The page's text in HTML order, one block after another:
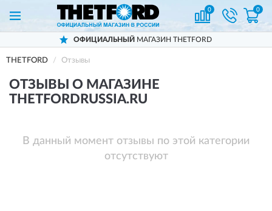
0 0
ОФИЦИАЛЬНЫЙ МАГАЗИН THETFORD
THETFORD Отзывы
ОТЗЫВЫ О МАГАЗИНЕ
THETFORDRUSSIA.RU
В данный момент отзывы по этой категории
отсутствуют